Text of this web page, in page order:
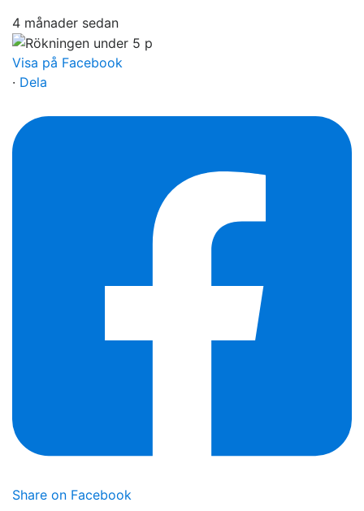
4 månader sedan
Visa på Facebook
· Dela
Share on Facebook